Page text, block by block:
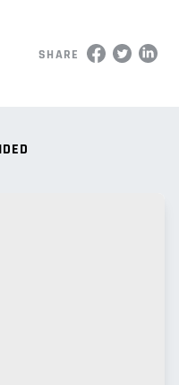
SHARE